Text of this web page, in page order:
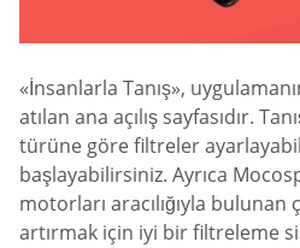
«İnsanlarla Tanış»,
atılan ana açılış sayfasıdır.
türüne göre filtreler
başlayabilirsiniz. Ayrıca
motorları aracılığıyla bulunan
artırmak için iyi bir filtreleme